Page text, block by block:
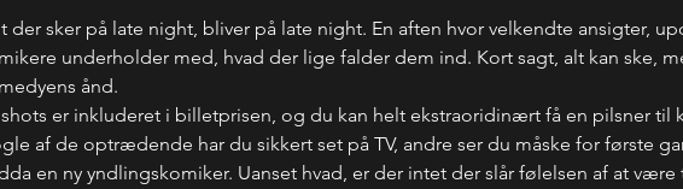
der sker på late night, bliver på late night. En aften hvor velkendte ansigter,
underholder med, hvad der lige falder dem ind. Kort sagt, alt kan ske,
ånd.
er inkluderet i billetprisen, og du kan helt ekstraoridinært få en pilsner til
af de optrædende har du sikkert set på TV, andre ser du måske for første
en ny yndlingskomiker. Uanset hvad, er der intet der slår følelsen af at